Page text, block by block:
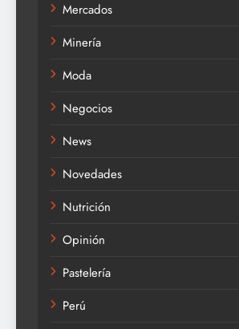
Mercados
Minería
Moda
Negocios
News
Novedades
Nutrición
Opinión
Pastelería
Perú